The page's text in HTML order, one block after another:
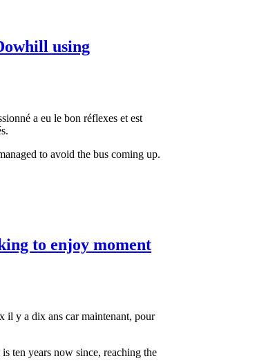
using
a eu le bon réflexes et est
to avoid the bus coming up.
to enjoy moment
il y a dix ans car maintenant, pour
ten years now since, reaching the